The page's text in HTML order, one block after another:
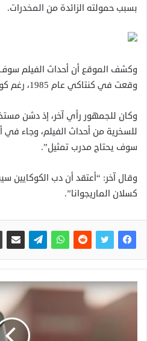
بسبب حمولته الزائدة من المخدرات.
وكشف الموقع أن أحداث الفيلم سوف
وقعت في كنتاكي عام 1985، رغم كوميدية وطرافة الواقعة ذاتها.
وكان للجمهور رأي آخر، إذ دشن
للسخرية من أحداث الفيلم، وجاء في
سوف يحتاج مدرب تمثيل”.
وقال آخر: “أعتقد أن دب الكوكايين
كسلان الماريجوانا”.